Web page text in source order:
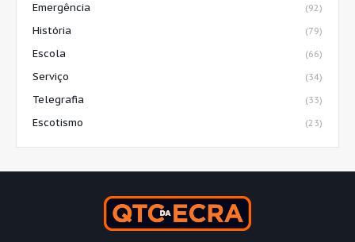
Emergência (92)
História (79)
Escola (66)
Serviço (34)
Telegrafia (33)
Escotismo (23)